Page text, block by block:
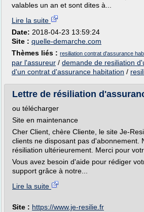
valables un an et sont dites à...
Lire la suite
Date: 2018-04-23 13:59:24
Site : quelle-demarche.com
Thèmes liés : resiliation contrat d'assurance
par l'assureur / demande de resiliation
d'un contrat d'assurance habitation /
Lettre de résiliation
ou télécharger
Site en maintenance
Cher Client, chère Cliente, le site Je-
clients ne disposant pas d'abonnement.
résiliation ultérieurement. Merci pour
Vous avez besoin d'aide pour rédiger
support grâce à notre...
Lire la suite
Site : https://www.je-resilie.fr